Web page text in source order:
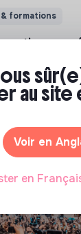
formations
en
•21
au site
Voir en
en